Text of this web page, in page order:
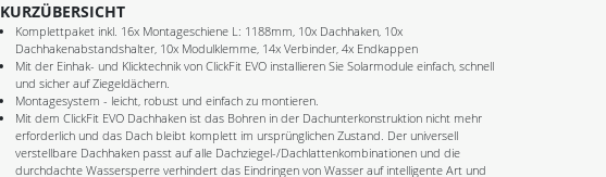
KURZÜBERSICHT
Komplettpaket inkl. 16x Montageschiene L: 1188mm, 10x Dachhaken, 10x
Dachhakenabstandshalter, 10x Modulklemme, 14x Verbinder, 4x Endkappen
Mit der Einhak- und Klicktechnik von ClickFit EVO installieren Sie Solarmodule einfach, schnell
und sicher auf Ziegeldächern.
Montagesystem - leicht, robust und einfach zu montieren.
Mit dem ClickFit EVO Dachhaken ist das Bohren in der Dachunterkonstruktion nicht mehr
erforderlich und das Dach bleibt komplett im ursprünglichen Zustand. Der universell
verstellbare Dachhaken passt auf alle Dachziegel-/Dachlattenkombinationen und die
durchdachte Wassersperre verhindert das Eindringen von Wasser auf intelligente Art und